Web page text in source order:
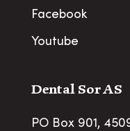
Facebook
Youtube
Dental Sor AS
PO Box 901,